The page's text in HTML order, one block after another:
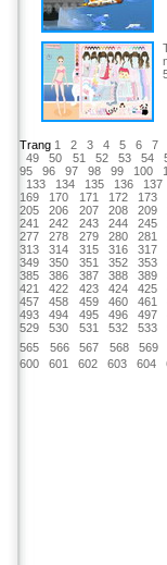
Trang 1 2 3 4 5 6 7
49
50 51 52 53 54
95
96 97 98 99 100
133
134 135 136 137
169
170 171 172 173
205
206 207 208 209
241
242 243 244 245
277
278 279 280 281
313
314 315 316 317
349
350 351 352 353
385
386 387 388 389
421
422 423 424 425
457
458 459 460 461
493
494 495 496 497
529
530 531 532 533
565
566 567 568 569
600
601 602 603 604